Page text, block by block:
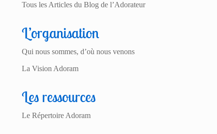
Tous les Articles du Blog de l’Adorateur
L’organisation
Qui nous sommes, d’où nous venons
La Vision Adoram
Les ressources
Le Répertoire Adoram